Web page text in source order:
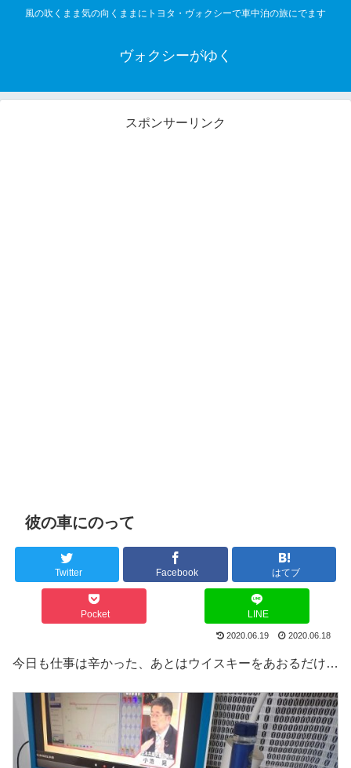
風の吹くまま気の向くままにトヨタ・ヴォクシーで車中泊の旅にでます
ヴォクシーがゆく
スポンサーリンク
彼の車にのって
Twitter Facebook はてブ
Pocket LINE
2020.06.19 2020.06.18
今日も仕事は辛かった、あとはウイスキーをあおるだけ…